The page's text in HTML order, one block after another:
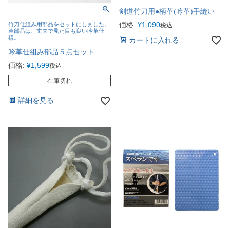
竹刀仕組み用部品をセットにしました。
革部品は、丈夫で見た目も良い吟革仕
様。
吟革仕組み部品５点セット
価格: ¥1,599税込
在庫切れ
詳細を見る
剣道竹刀用●柄革(吟革)手縫い
価格: ¥1,090税込
カートに入れる